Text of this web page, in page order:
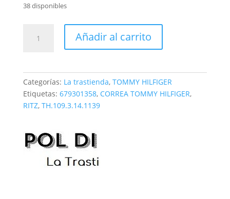
38 disponibles
Tommy
cantidad
Añadir al carrito
Categorías: La trastienda, TOMMY HILFIGER
Etiquetas: 679301358, CORREA TOMMY HILFIGER,
RITZ, TH.109.3.14.1139